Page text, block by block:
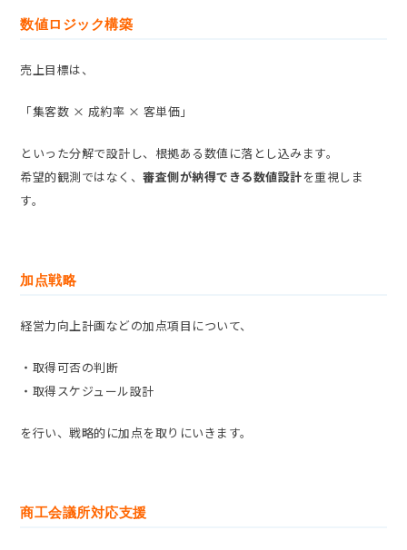
数値ロジック構築
売上目標は、
「集客数 × 成約率 × 客単価」
といった分解で設計し、根拠ある数値に落とし込みます。
希望的観測ではなく、審査側が納得できる数値設計を重視しま
す。
加点戦略
経営力向上計画などの加点項目について、
・取得可否の判断
・取得スケジュール設計
を行い、戦略的に加点を取りにいきます。
商工会議所対応支援